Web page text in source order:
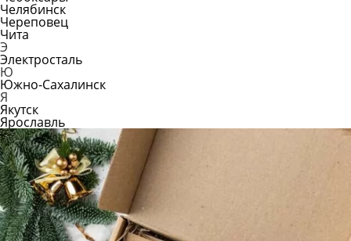
Челябинск
Череповец
Чита
Э
Электросталь
Ю
Южно-Сахалинск
Я
Якутск
Ярославль